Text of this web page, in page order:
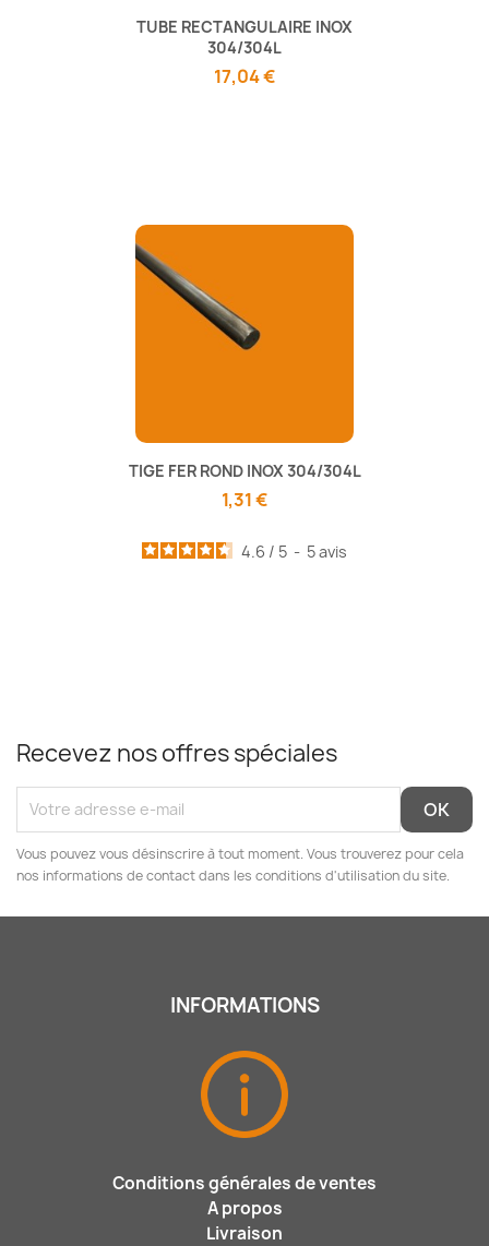
TUBE RECTANGULAIRE INOX
304/304L
17,04 €
TIGE FER ROND INOX 304/304L
1,31 €
4.6 / 5 - 5avis
Recevez nos offres spéciales
Vous pouvez vous désinscrire à tout moment. Vous trouverez pour cela
nos informations de contact dans les conditions d'utilisation du site.
INFORMATIONS
Conditions générales de ventes
A propos
Livraison